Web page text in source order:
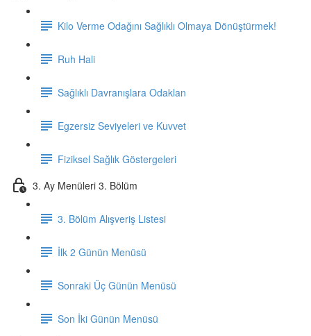
Kilo Verme Odağını Sağlıklı Olmaya Dönüştürmek!
Ruh Hali
Sağlıklı Davranışlara Odaklan
Egzersiz Seviyeleri ve Kuvvet
Fiziksel Sağlık Göstergeleri
3. Ay Menüleri 3. Bölüm
3. Bölüm Alışveriş Listesi
İlk 2 Günün Menüsü
Sonraki Üç Günün Menüsü
Son İki Günün Menüsü